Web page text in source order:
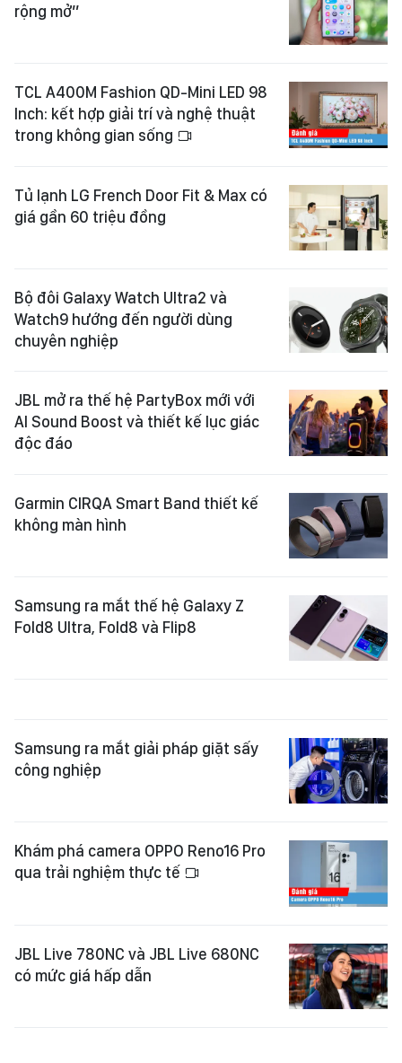
rộng mở”
TCL A400M Fashion QD-Mini LED 98
Inch: kết hợp giải trí và nghệ thuật
trong không gian sống
Tủ lạnh LG French Door Fit & Max có
giá gần 60 triệu đồng
Bộ đôi Galaxy Watch Ultra2 và
Watch9 hướng đến người dùng
chuyên nghiệp
JBL mở ra thế hệ PartyBox mới với
AI Sound Boost và thiết kế lục giác
độc đáo
Garmin CIRQA Smart Band thiết kế
không màn hình
Samsung ra mắt thế hệ Galaxy Z
Fold8 Ultra, Fold8 và Flip8
Samsung ra mắt giải pháp giặt sấy
công nghiệp
Khám phá camera OPPO Reno16 Pro
qua trải nghiệm thực tế
JBL Live 780NC và JBL Live 680NC
có mức giá hấp dẫn